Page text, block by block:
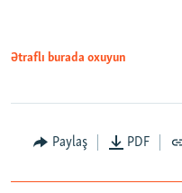
Ətraflı burada oxuyun
Paylaş PDF